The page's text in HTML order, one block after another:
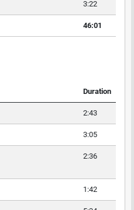
3:22
46:01
Duration
2:43
3:05
2:36
1:42